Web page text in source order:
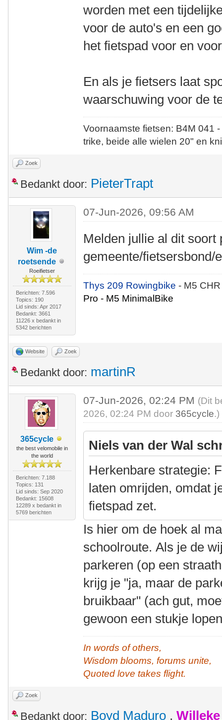
worden met een
voor de auto's en een
het fietspad voor en
En als je fietsers laat
waarschuwing voor de
Voornaamste fietsen: B4M
trike, beide alle wielen 20" en
Zoek
Bedankt door: PieterTrapt
Wim -de
roetsende
Roeifietser
Berichten: 7.596
Topics: 190
Lid sinds: Apr 2017
Bedankt: 3661
11226 x bedankt in
5342 berichten
07-Jun-2026, 09:56 AM
Melden jullie al dit soort
gemeente/fietsersbond/
Thys 209 Rowingbike- M5
Pro - M5 MinimalBike
Website Zoek
Bedankt door: martinR
365cycle
the best velomobile in
the world
Berichten: 7.188
Topics: 131
Lid sinds: Sep 2020
Bedankt: 15608
12289 x bedankt in
5769 berichten
07-Jun-2026, 02:24 PM (Dit
2026, 02:24 PM door 365cycle.)
Niels van der Wal
Herkenbare strategie:
laten omrijden, omdat
fietspad zet.
Is hier om de hoek al
schoolroute. Als je de
parkeren (op een
krijg je "ja, maar de
bruikbaar" (ach gut,
gewoon een stukje
In words of others,
Wisdom blooms, forums unite,
Quoted love takes flight.
Zoek
Bedankt door: Boyd Maduro ,